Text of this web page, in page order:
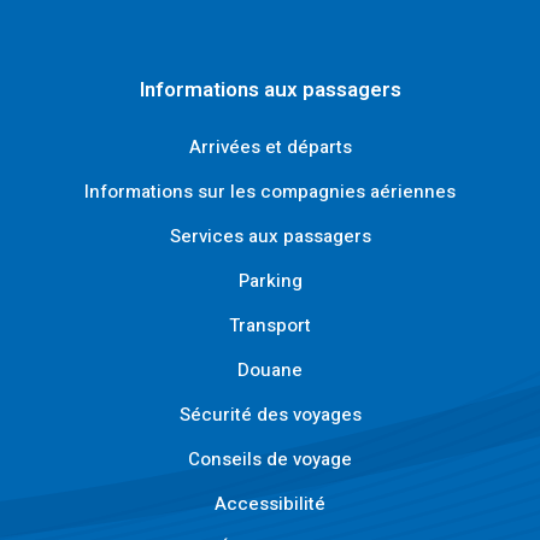
Informations aux passagers
Arrivées et départs
Informations sur les compagnies aériennes
Services aux passagers
Parking
Transport
Douane
Sécurité des voyages
Conseils de voyage
Accessibilité